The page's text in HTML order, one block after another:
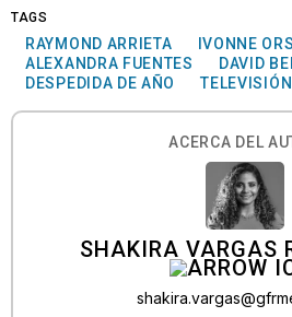
TAGS
RAYMOND ARRIETA IVONNE
ALEXANDRA FUENTES
DAVID
DESPEDIDA DE AÑO
TELEVISIÓN
ACERCA DEL
SHAKIRA VARGAS